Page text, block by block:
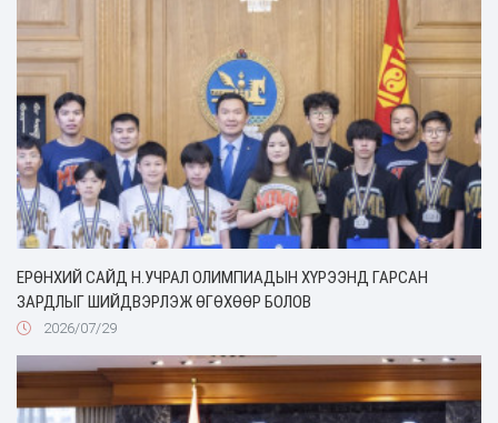
ЕРӨНХИЙ САЙД Н.УЧРАЛ ОЛИМПИАДЫН ХҮРЭЭНД ГАРСАН
ЗАРДЛЫГ ШИЙДВЭРЛЭЖ ӨГӨХӨӨР БОЛОВ
2026/07/29